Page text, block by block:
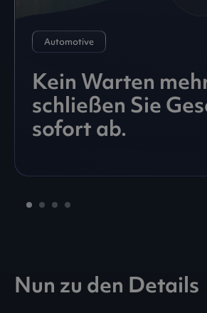
Automotive
Kein Warten
schließen Sie
sofort ab.
Nun zu den Details